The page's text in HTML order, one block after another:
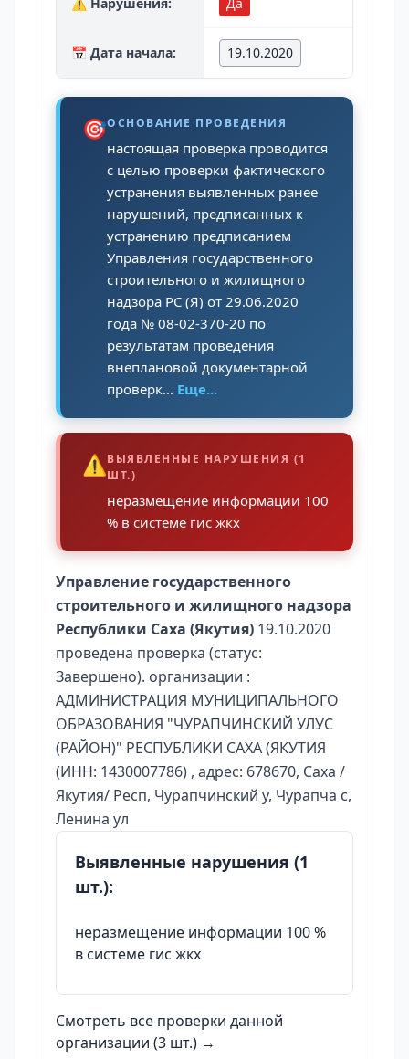
📅 Дата начала: 19.10.2020
🎯ОСНОВАНИЕ ПРОВЕДЕНИЯ
настоящая проверка проводится
с целью проверки фактического
устранения выявленных ранее
нарушений, предписанных к
устранению предписанием
Управления государственного
строительного и жилищного
надзора РС (Я) от 29.06.2020
года № 08-02-370-20 по
результатам проведения
внеплановой документарной
проверк... Еще...
⚠️ВЫЯВЛЕННЫЕ НАРУШЕНИЯ (1
ШТ.)
неразмещение информации 100
% в системе гис жкх
Управление государственного
строительного и жилищного надзора
Республики Саха (Якутия) 19.10.2020
проведена проверка (статус:
Завершено). организации :
АДМИНИСТРАЦИЯ МУНИЦИПАЛЬНОГО
ОБРАЗОВАНИЯ "ЧУРАПЧИНСКИЙ УЛУС
(РАЙОН)" РЕСПУБЛИКИ САХА (ЯКУТИЯ
(ИНН: 1430007786) , адрес: 678670, Саха /
Якутия/ Респ, Чурапчинский у, Чурапча с,
Ленина ул
Выявленные нарушения (1
шт.):
неразмещение информации 100 %
в системе гис жкх
Смотреть все проверки данной
организации (3 шт.) →